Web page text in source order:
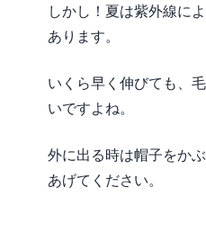
しかし！夏は紫外線に
あります。
いくら早く伸びても、
いですよね。
外に出る時は帽子をか
あげてください。